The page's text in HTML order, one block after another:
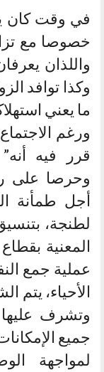
في وقت كان
خصوصا مع
واللذان
وكذا توافد
ما يعني
ورغم
قرر فيه
وحرصا على
أجل طمأنة
لطنجة،
المعنية
عملية جمع
الأحياء، يتم
وتشرف عليها
جميع
لمواجهة